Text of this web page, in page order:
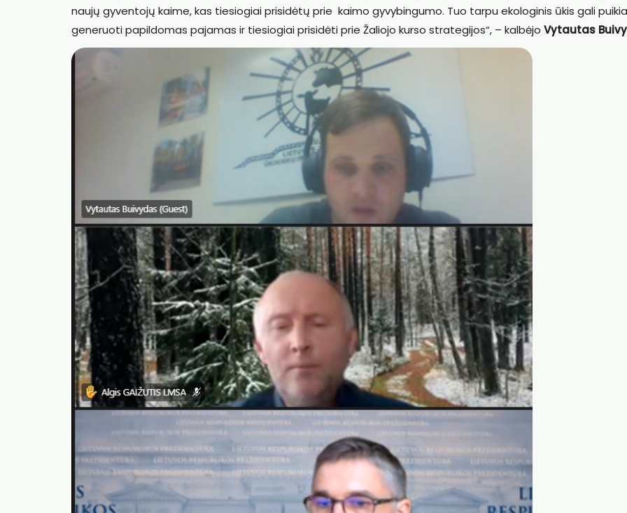
naujų gyventojų kaime, kas tiesiogiai prisidėtų prie kaimo gyvybingumo. Tuo tarpu ekologinis ūkis gali
generuoti papildomas pajamas ir tiesiogiai prisidėti prie Žaliojo kurso strategijos“, – kalbėjo Vytautas